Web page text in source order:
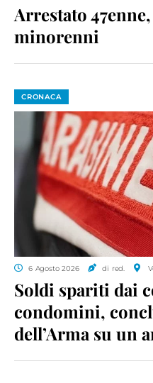
Arrestato
minorenni
CRONACA
6 Agosto 2026 di red.
Soldi spariti dai
condomini,
dell’Arma su un